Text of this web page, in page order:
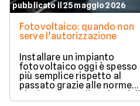
pubblicato il 25 maggio 2026
Fotovoltaico: quando non
serve l’autorizzazione
Installare un impianto
fotovoltaico oggi è spesso
più semplice rispetto al
passato grazie alle norme
che hanno ampliato i casi di